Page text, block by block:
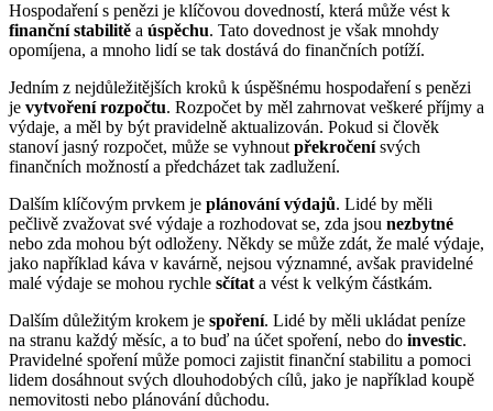
Hospodaření s penězi je klíčovou dovedností, která může vést k
finanční stabilitě a úspěchu. Tato dovednost je však mnohdy
opomíjena, a mnoho lidí se tak dostává do finančních potíží.
Jedním z nejdůležitějších kroků k úspěšnému hospodaření s penězi
je vytvoření rozpočtu. Rozpočet by měl zahrnovat veškeré příjmy a
výdaje, a měl by být pravidelně aktualizován. Pokud si člověk
stanoví jasný rozpočet, může se vyhnout překročenísvých
finančních možností a předcházet tak zadlužení.
Dalším klíčovým prvkem je plánování výdajů. Lidé by měli
pečlivě zvažovat své výdaje a rozhodovat se, zda jsou nezbytné
nebo zda mohou být odloženy. Někdy se může zdát, že malé výdaje,
jako například káva v kavárně, nejsou významné, avšak pravidelné
malé výdaje se mohou rychle sčítat a vést k velkým částkám.
Dalším důležitým krokem je spoření. Lidé by měli ukládat peníze
na stranu každý měsíc, a to buď na účet spoření, nebo do investic.
Pravidelné spoření může pomoci zajistit finanční stabilitu a pomoci
lidem dosáhnout svých dlouhodobých cílů, jako je například koupě
nemovitosti nebo plánování důchodu.